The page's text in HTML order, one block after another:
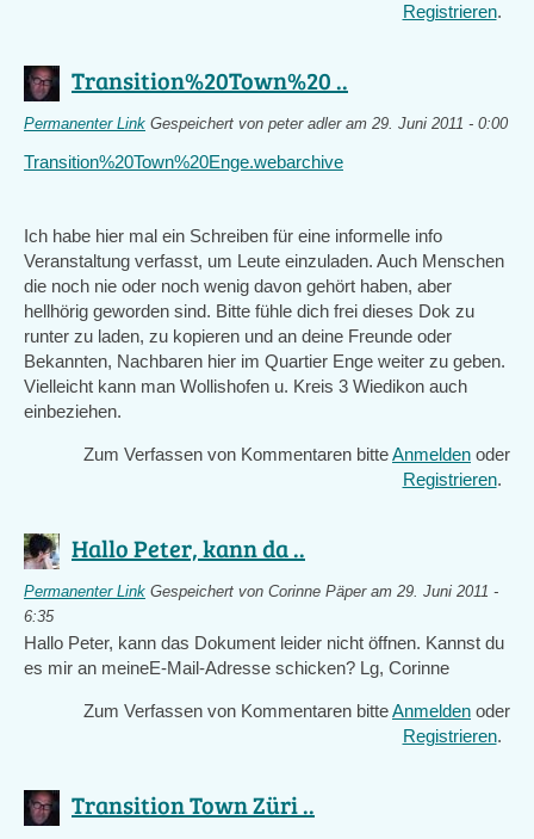
Registrieren.
Transition%20Town%20 ..
Permanenter Link Gespeichert von peter adleram 29. Juni 2011 - 0:00
Transition%20Town%20Enge.webarchive
Ich habe hier mal ein Schreiben für eine informelle info
Veranstaltung verfasst, um Leute einzuladen. Auch Menschen
die noch nie oder noch wenig davon gehört haben, aber
hellhörig geworden sind. Bitte fühle dich frei dieses Dok zu
runter zu laden, zu kopieren und an deine Freunde oder
Bekannten, Nachbaren hier im Quartier Enge weiter zu geben.
Vielleicht kann man Wollishofen u. Kreis 3 Wiedikon auch
einbeziehen.
Zum Verfassen von Kommentaren bitteAnmelden oder
Registrieren.
Hallo Peter, kann da ..
Permanenter Link Gespeichert von Corinne Päperam 29. Juni 2011 -
6:35
Hallo Peter, kann das Dokument leider nicht öffnen. Kannst du
es mir an meineE-Mail-Adresse schicken? Lg, Corinne
Zum Verfassen von Kommentaren bitteAnmelden oder
Registrieren.
Transition Town Züri ..